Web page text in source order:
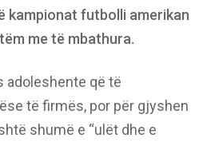
kampionat futbolli amerikan
me të mbathura.
adoleshente që të
të firmës, por për gjyshen
shumë e “ulët dhe e